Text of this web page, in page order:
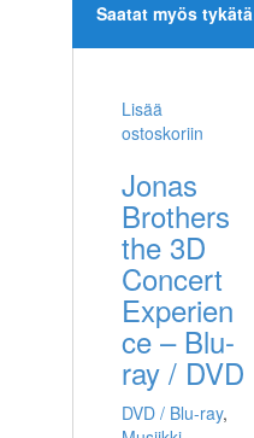
Saatat myös tykätä
Lisää
ostoskoriin
Jonas
Brothers
the 3D
Concert
Experien
ce – Blu-
ray / DVD
DVD / Blu-ray,